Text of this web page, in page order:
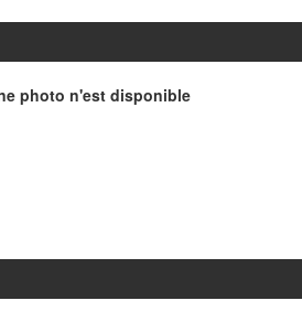
photo n'est disponible